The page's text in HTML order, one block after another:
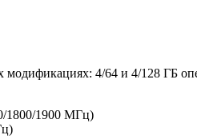
модификациях: 4/64 и 4/128 ГБ
1800/1900 МГц)